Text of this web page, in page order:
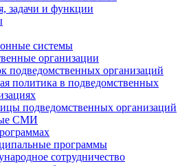
задачи и функции
системы
организации
подведомственных организаций
политика в подведомственных
подведомственных организаций
СМИ
программы
сотрудничество